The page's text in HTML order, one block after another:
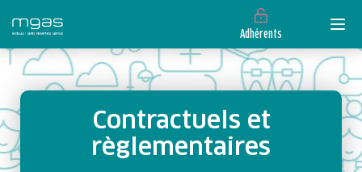
Adhérents
Contractuels et
règlementaires